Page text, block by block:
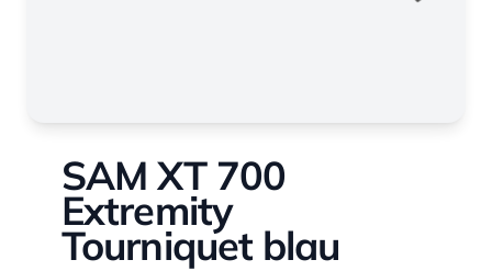
SAM XT 700
Extremity
Tourniquet blau